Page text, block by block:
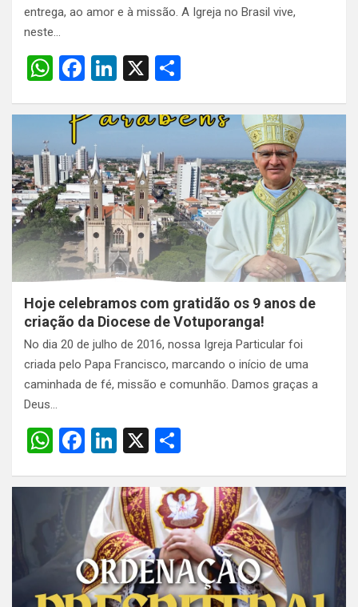
entrega, ao amor e à missão. A Igreja no Brasil vive,
neste…
W
at
s
A
p
p
F
ce
b
o
o
k
Li
ke
n
X
ar
Hoje celebramos com gratidão os 9 anos de
criação da Diocese de Votuporanga!
No dia 20 de julho de 2016, nossa Igreja Particular foi
criada pelo Papa Francisco, marcando o início de uma
caminhada de fé, missão e comunhão. Damos graças a
Deus…
W
at
A
p
F
ce
b
o
o
k
Li
ke
dI
n
X
ar
e